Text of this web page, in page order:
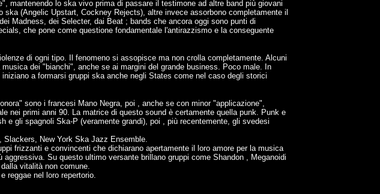
lo ska vivo prima di passare il testimone ad altre band più giovani
(Angelic Upstart, Cockney Rejects), altre invece assorbono completamente il
Madness, dei Selecter, dai Beat ; bands che ancora oggi sono punti di
che pone come questione fondamentale l'antirazzismo e la conseguente
di ogni tipo. Il fenomeno si assopisce ma non crolla completamente. Alcuni
dei "bianchi", anche se ai margini del grande business. Poco male. In
a formarsi gruppi ska anche negli States come nel caso degli storici
sono i francesi Mano Negra, poi , anche se con minor "applicazione",
nei primi anni 90. La matrice di questo sound è certamente quella punk. Punk e
gli spagnoli Ska-P (veramente grandi), poi , più recentemente, gli svedesi
New York Ska Jazz Ensemble.
frizzanti e convincenti che dichiarano apertamente il loro amore per la musica
Su questo ultimo versante brillano gruppi come Shandon , Meganoidi
vitalità non comune.
reggae nel loro repertorio.